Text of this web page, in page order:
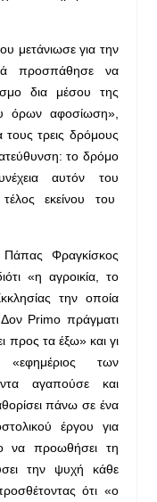
μετάνιωσε για την
προσπάθησε να
δια μέσου της
όρων αφοσίωση»,
τρεις δρόμους
το δρόμο
αυτόν του
τέλος εκείνου του
Φραγκίσκος
«η αγροικία, το
την οποία
Primo πράγματι
προς τα έξω» και γι
των
αγαπούσε και
πάνω σε ένα
έργου για
να προωθήσει τη
την ψυχή κάθε
ότι «ο